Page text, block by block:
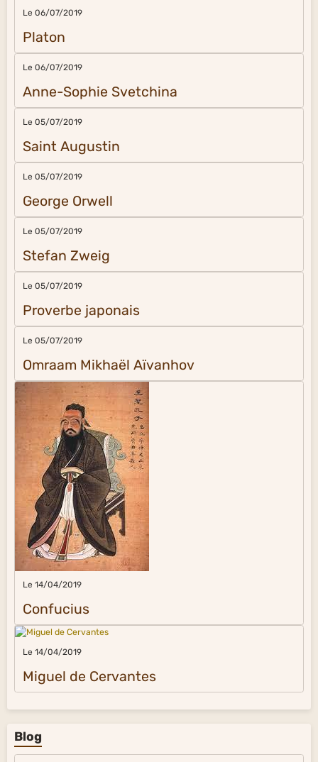
Le 06/07/2019
Platon
Le 06/07/2019
Anne-Sophie Svetchina
Le 05/07/2019
Saint Augustin
Le 05/07/2019
George Orwell
Le 05/07/2019
Stefan Zweig
Le 05/07/2019
Proverbe japonais
Le 05/07/2019
Omraam Mikhaël Aïvanhov
Le 14/04/2019
Confucius
Le 14/04/2019
Miguel de Cervantes
Blog